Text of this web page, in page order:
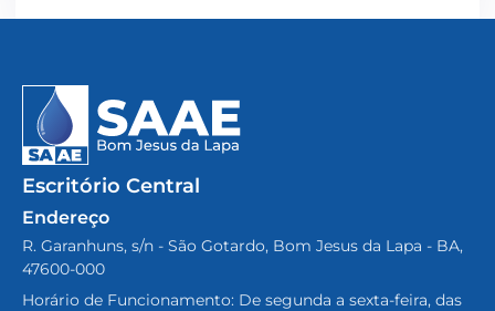
Escritório Central
Endereço
R. Garanhuns, s/n - São Gotardo, Bom Jesus da Lapa - BA,
47600-000
Horário de Funcionamento: De segunda a sexta-feira, das